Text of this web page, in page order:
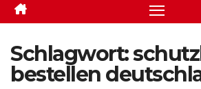
Schlagwort:
bestellen